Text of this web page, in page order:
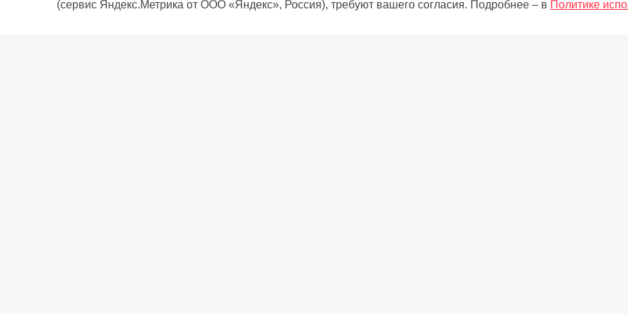
(сервис Яндекс.Метрика от ООО «Яндекс», Россия), требуют вашего согласия. Подробнее – в Политике